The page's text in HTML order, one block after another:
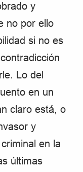
y
no por ello
si no es
Lo del
en un
claro está, o
y
en la
últimas